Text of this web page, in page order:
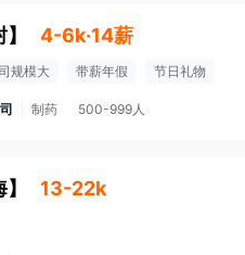
】 4-6k·14薪
规模大 带薪年假 节日礼物
制药 500-999人
】 13-22k